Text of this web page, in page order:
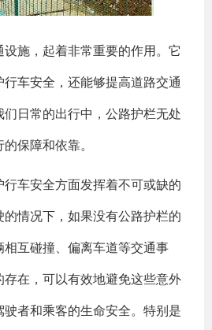
施，起着非常重要的作用。它
车安全，还能够提高道路交通
日常的出行中，公路护栏无处
保障和依靠。
车安全方面发挥着不可或缺的
情况下，如果没有公路护栏的
互碰撞、偏离车道等交通事
在，可以有效地避免这些意外
者和乘客的生命安全。特别是